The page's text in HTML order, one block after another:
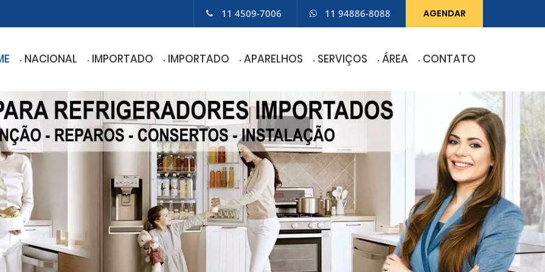
11 4509-7006 11 94886-8088 AGENDAR
NACIONAL IMPORTADO IMPORTADO APARELHOS SERVIÇOS ÁREA CONTATO